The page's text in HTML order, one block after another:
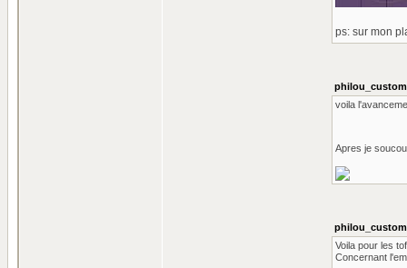
ps: sur mon
voila
Apres je
Voila pour les
Concernant